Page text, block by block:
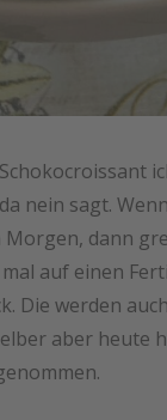
nein sagt.
Morgen, dann
auf einen
Die werden
aber heute